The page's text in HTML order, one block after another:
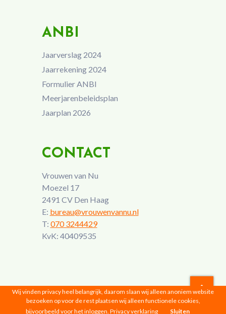
ANBI
Jaarverslag 2024
Jaarrekening 2024
Formulier ANBI
Meerjarenbeleidsplan
Jaarplan 2026
CONTACT
Vrouwen van Nu
Moezel 17
2491 CV Den Haag
E: bureau@vrouwenvannu.nl
T: 070 3244429
KvK: 40409535
Vrouwen van Nu © 2026 |Privacyverklaring
Wij vinden privacy heel belangrijk, daarom slaan wij alleen anoniem website
bezoeken op voor de rest plaatsen wij alleen functionele cookies,
bijvoorbeeld voor het inloggen. Privacy verklaring Sluiten